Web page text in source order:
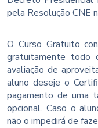
pela Resolução CNE
O Curso Gratuito
gratuitamente todo
avaliação de
aluno deseje o
pagamento de uma
opcional. Caso o
não o impedirá de